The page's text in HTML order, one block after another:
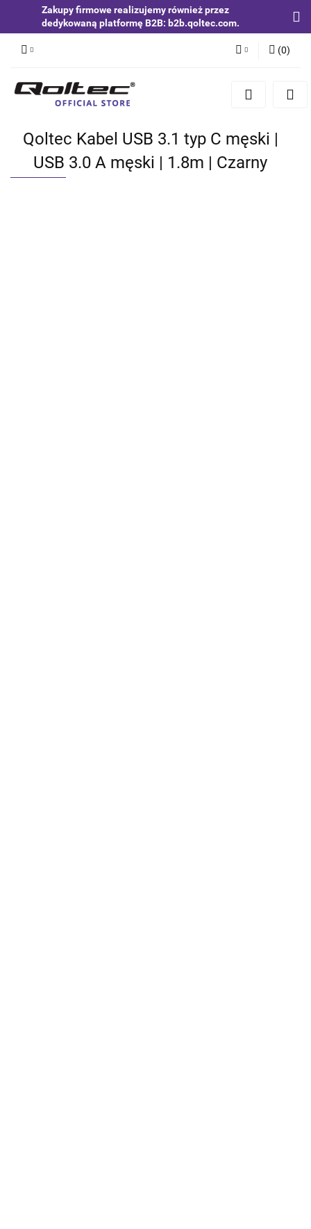
Zakupy firmowe realizujemy również przez
dedykowaną platformę B2B: b2b.qoltec.com.
Zaloguj się
Zgody cookies
(0)
Qoltec Kabel USB 3.1 typ C męski |
USB 3.0 A męski | 1.8m | Czarny